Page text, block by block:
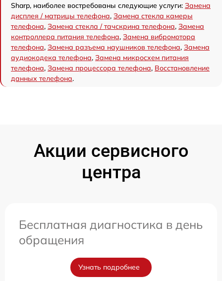
Sharp, наиболее востребованы следующие услуги: Замена
дисплея / матрицы телефона, Замена стекла камеры
телефона, Замена стекла / тачскрина телефона, Замена
контроллера питания телефона, Замена вибромотора
телефона, Замена разъема наушников телефона, Замена
аудиокодека телефона, Замена микросхем питания
телефона, Замена процессора телефона, Восстановление
данных телефона.
Акции сервисного
центра
Бесплатная диагностика в день
обращения
Узнать подробнее